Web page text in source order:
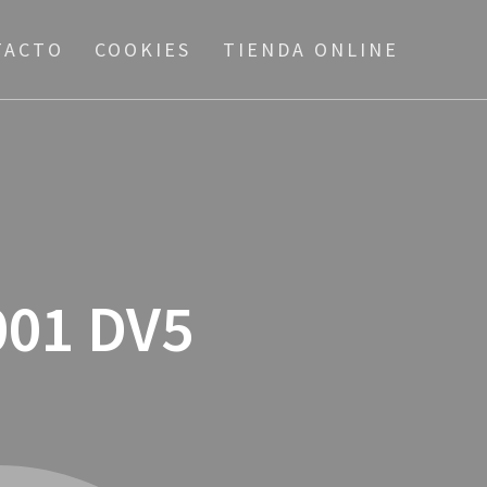
COOKIES TIENDA ONLINE
DV5